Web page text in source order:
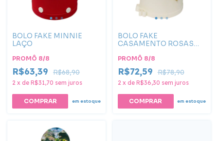
BOLO FAKE MINNIE
LAÇO
PROMÔ 8/8
R$63,39 R$68,90
2 x de R$31,70 sem juros
COMPRAR em estoque
BOLO FAKE
CASAMENTO ROSAS
PROMÔ 8/8
R$72,59 R$78,90
2 x de R$36,30 sem juros
COMPRAR em estoque